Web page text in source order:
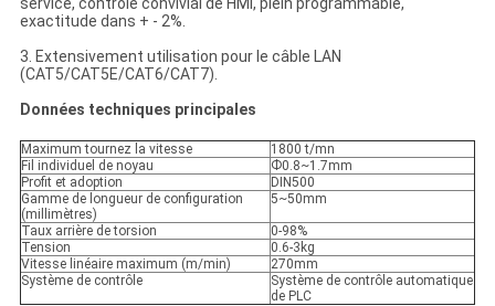
service, contrôle convivial de HMI, plein programmable,
exactitude dans + ‐ 2%.
3. Extensivement utilisation pour le câble LAN
(CAT5/CAT5E/CAT6/CAT7).
Données techniques principales
Maximum tournez la vitesse
1800 t/mn
Fil individuel de noyau
Ф0.8~1.7mm
Profit et adoption
DIN500
Gamme de longueur de configuration
(millimètres)
5~50mm
Taux arrière de torsion
0-98%
Tension
0.6-3kg
Vitesse linéaire maximum (m/min)
270mm
Système de contrôle
Système de contrôle automatique
de PLC